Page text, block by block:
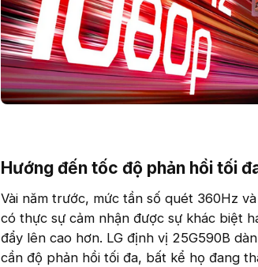
Hướng đến tốc độ phản hồi tối
Vài năm trước, mức tần số quét 360Hz
có thực sự cảm nhận được sự khác biệt
đẩy lên cao hơn. LG định vị 25G590B
cần độ phản hồi tối đa, bất kể họ đang